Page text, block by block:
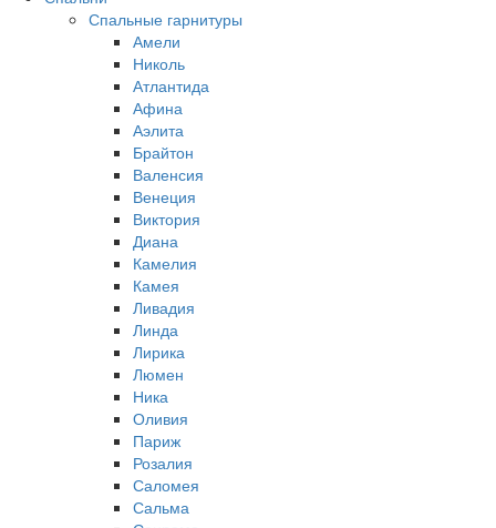
Спальные гарнитуры
Амели
Николь
Атлантида
Афина
Аэлита
Брайтон
Валенсия
Венеция
Виктория
Диана
Камелия
Камея
Ливадия
Линда
Лирика
Люмен
Ника
Оливия
Париж
Розалия
Саломея
Сальма